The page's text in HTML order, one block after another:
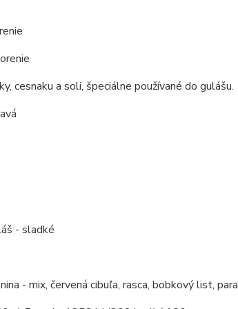
cesnaku a soli, špeciálne používané do gulášu.
- sladké
- mix, červená cibuľa, rasca, bobkový list,